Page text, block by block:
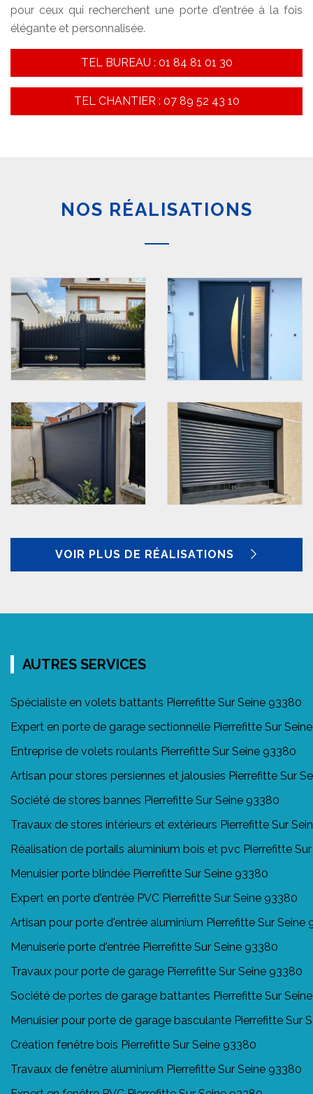
pour ceux qui recherchent une porte d'entrée à la fois
élégante et personnalisée.
TEL BUREAU : 01 84 81 01 30
TEL CHANTIER : 07 89 52 43 10
NOS RÉALISATIONS
VOIR PLUS DE RÉALISATIONS
AUTRES SERVICES
Spécialiste en volets battants Pierrefitte Sur Seine 93380
Expert en porte de garage sectionnelle Pierrefitte Sur
Entreprise de volets roulants Pierrefitte Sur Seine 93380
Artisan pour stores persiennes et jalousies Pierrefitte Sur
Société de stores bannes Pierrefitte Sur Seine 93380
Travaux de stores intérieurs et extérieurs Pierrefitte Sur
Réalisation de portails aluminium bois et pvc Pierrefitte
Menuisier porte blindée Pierrefitte Sur Seine 93380
Expert en porte d'entrée PVC Pierrefitte Sur Seine 93380
Artisan pour porte d'entrée aluminium Pierrefitte Sur Seine
Menuiserie porte d'entrée Pierrefitte Sur Seine 93380
Travaux pour porte de garage Pierrefitte Sur Seine 93380
Société de portes de garage battantes Pierrefitte Sur
Menuisier pour porte de garage basculante Pierrefitte Sur
Création fenêtre bois Pierrefitte Sur Seine 93380
Travaux de fenêtre aluminium Pierrefitte Sur Seine 93380